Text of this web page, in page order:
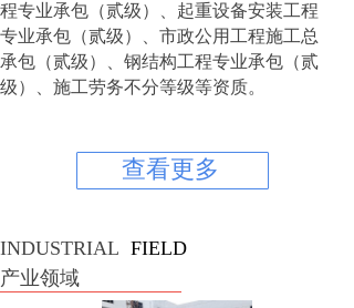
程专业承包（贰级）、起重设备安装工程
专业承包（贰级）、市政公用工程施工总
承包（贰级）、钢结构工程专业承包（贰
级）、施工劳务不分等级等资质。
查看更多
INDUSTRIAL FIELD
产业领域